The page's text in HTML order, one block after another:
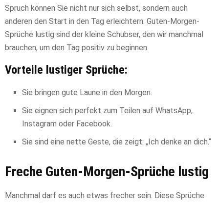
Spruch können Sie nicht nur sich selbst, sondern auch
anderen den Start in den Tag erleichtern. Guten-Morgen-
Sprüche lustig sind der kleine Schubser, den wir manchmal
brauchen, um den Tag positiv zu beginnen.
Vorteile lustiger Sprüche:
Sie bringen gute Laune in den Morgen.
Sie eignen sich perfekt zum Teilen auf WhatsApp,
Instagram oder Facebook.
Sie sind eine nette Geste, die zeigt: „Ich denke an dich.“
Freche Guten-Morgen-Sprüche lustig
Manchmal darf es auch etwas frecher sein. Diese Sprüche